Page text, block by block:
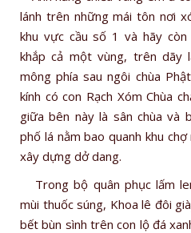
lánh trên những mái tôn nơi
khu vực cầu số 1 và hãy
khắp cả một vùng, trên dãy
mông phía sau ngôi chùa
kính có con Rạch Xóm Chùa
giữa bên này là sân chùa và
phố lá nằm bao quanh khu
xây dựng dở dang.
Trong bộ quân phục lấm
mùi thuốc súng, Khoa lê đôi
bết bùn sình trên con lộ đá